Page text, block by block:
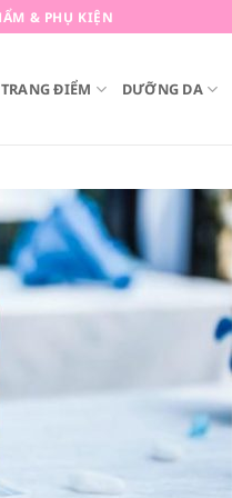
& PHỤ KIỆN
TRANG ĐIỂM DƯỠNG DA